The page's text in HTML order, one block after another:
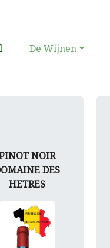
(current)De Wijnen
NOIR
DES
HETRES